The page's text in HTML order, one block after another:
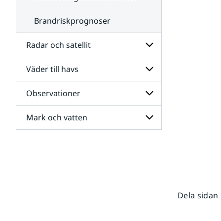
Brandriskprognoser
Radar och satellit
Undersidor
för
Radar
och
satellit
Väder till havs
Undersidor
för
Väder
till
havs
Observationer
Undersidor
för
Mark och vatten
Dela sidan